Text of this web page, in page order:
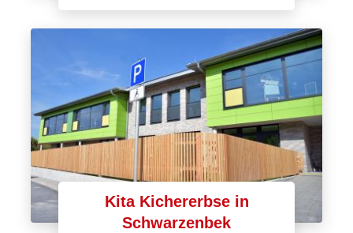
Kita Kichererbse in
Schwarzenbek